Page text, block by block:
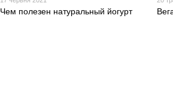
Чем полезен натуральный йогурт